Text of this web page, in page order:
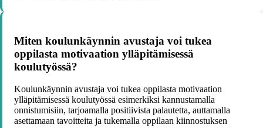
Miten koulunkäynnin avustaja voi tukea
oppilasta motivaation ylläpitämisessä
koulutyössä?
Koulunkäynnin avustaja voi tukea oppilasta motivaation
ylläpitämisessä koulutyössä esimerkiksi kannustamalla
onnistumisiin, tarjoamalla positiivista palautetta, auttamalla
asettamaan tavoitteita ja tukemalla oppilaan kiinnostuksen